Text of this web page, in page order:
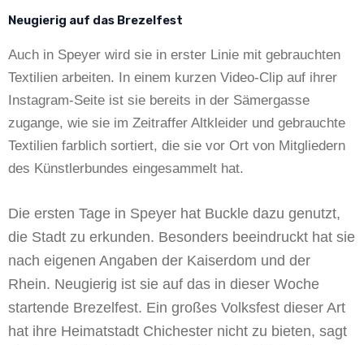
Neugierig auf das Brezelfest
Auch in Speyer wird sie in erster Linie mit gebrauchten
Textilien arbeiten. In einem kurzen Video-Clip auf ihrer
Instagram-Seite ist sie bereits in der Sämergasse
zugange, wie sie im Zeitraffer Altkleider und gebrauchte
Textilien farblich sortiert, die sie vor Ort von Mitgliedern
des Künstlerbundes eingesammelt hat.
Die ersten Tage in Speyer hat Buckle dazu genutzt,
die Stadt zu erkunden. Besonders beeindruckt hat sie
nach eigenen Angaben der Kaiserdom und der
Rhein. Neugierig ist sie auf das in dieser Woche
startende Brezelfest. Ein großes Volksfest dieser Art
hat ihre Heimatstadt Chichester nicht zu bieten, sagt